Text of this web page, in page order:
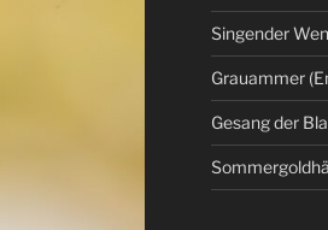
Singender
Grauammer
Gesang der